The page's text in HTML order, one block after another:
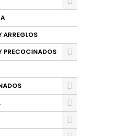
ARREGLOS
PRECOCINADOS